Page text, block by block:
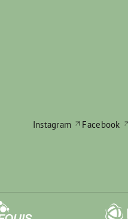
Instagram Facebook